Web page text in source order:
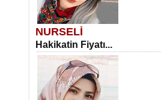
NURSELİ
Hakikatin Fiyatı...